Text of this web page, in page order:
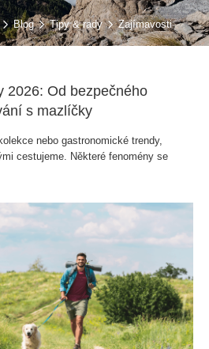
Blog Tipy & rady Zajímavosti
2026: Od bezpečného
s mazlíčky
nebo gastronomické trendy,
cestujeme. Některé fenomény se
táhne nejvíce cestovatelů.